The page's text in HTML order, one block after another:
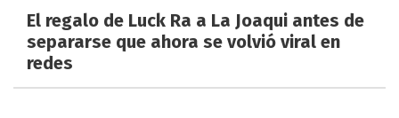
El regalo de Luck Ra a La Joaqui antes de
separarse que ahora se volvió viral en
redes